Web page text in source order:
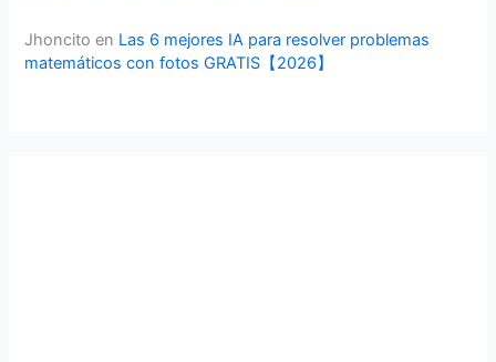
Jhoncito en Las 6 mejores IA para resolver problemas
matemáticos con fotos GRATIS【2026】